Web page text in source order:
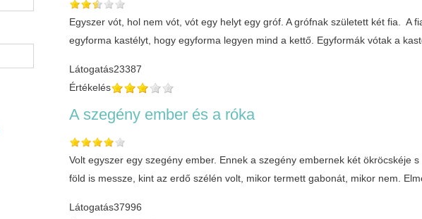
Egyszer vót, hol nem vót, vót egy helyt egy gróf. A grófnak született két fia. A
egyforma kastélyt, hogy egyforma legyen mind a kettő. Egyformák vótak a
Látogatás23387
Értékelés
A szegény ember és a róka
Volt egyszer egy szegény ember. Ennek a szegény embernek két ökröcskéje
föld is messze, kint az erdő szélén volt, mikor termett gabonát, mikor nem.
Látogatás37996